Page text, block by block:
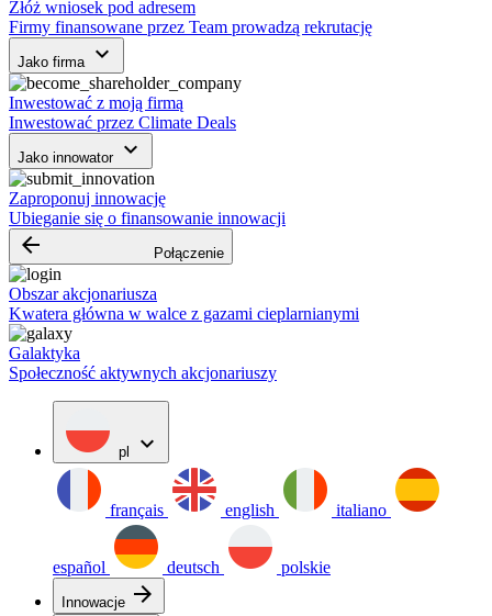
Złóż wniosek pod adresem
Firmy finansowane przez Team prowadzą rekrutację
Jako firma keyboard_arrow_down
Inwestować z moją firmą
Inwestować przez Climate Deals
Jako innowator keyboard_arrow_down
Zaproponuj innowację
Ubieganie się o finansowanie innowacji
arrow_backward Połączenie
Obszar akcjonariusza
Kwatera główna w walce z gazami cieplarnianymi
Galaktyka
Społeczność aktywnych akcjonariuszy
pl expand_more
français english italiano
español deutsch polskie
Innowacje arrow_forward